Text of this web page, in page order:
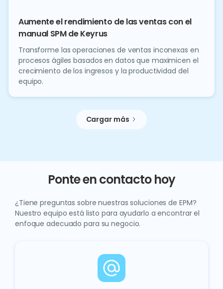
Aumente el rendimiento de las ventas con el
manual SPM de Keyrus
Transforme las operaciones de ventas inconexas en
procesos ágiles basados en datos que maximicen el
crecimiento de los ingresos y la productividad del
equipo.
Cargar más
Ponte en contacto hoy
¿Tiene preguntas sobre nuestras soluciones de EPM?
Nuestro equipo está listo para ayudarlo a encontrar el
enfoque adecuado para su negocio.